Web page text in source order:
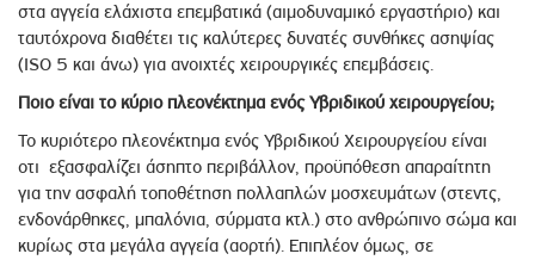
στα αγγεία ελάχιστα επεμβατικά (αιμοδυναμικό εργαστήριο) και
ταυτόχρονα διαθέτει τις καλύτερες δυνατές συνθήκες ασηψίας
(ISO 5 και άνω) για ανοιχτές χειρουργικές επεμβάσεις.
Ποιο είναι το κύριο πλεονέκτημα ενός Υβριδικού χειρουργείου;
Το κυριότερο πλεονέκτημα ενός Υβριδικού Χειρουργείου είναι
οτι εξασφαλίζει άσηπτο περιβάλλον, προϋπόθεση απαραίτητη
για την ασφαλή τοποθέτηση πολλαπλών μοσχευμάτων (στεντς,
ενδονάρθηκες, μπαλόνια, σύρματα κτλ.) στο ανθρώπινο σώμα και
κυρίως στα μεγάλα αγγεία (αορτή). Επιπλέον όμως, σε